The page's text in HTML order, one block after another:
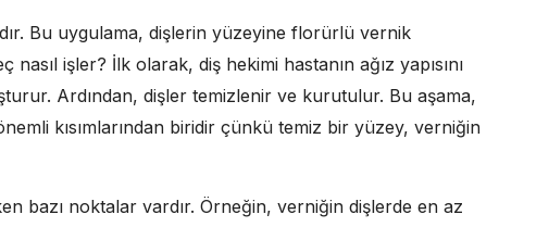
Bu uygulama, dişlerin yüzeyine florürlü vernik
işler? İlk olarak, diş hekimi hastanın ağız yapısını
Ardından, dişler temizlenir ve kurutulur. Bu aşama,
kısımlarından biridir çünkü temiz bir yüzey, verniğin
bazı noktalar vardır. Örneğin, verniğin dişlerde en az